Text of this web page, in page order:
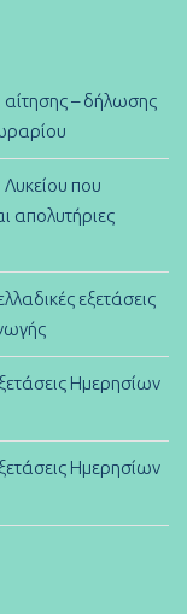
αίτησης – δήλωσης
που
απολυτήριες
εξετάσεις
Ημερησίων
Ημερησίων